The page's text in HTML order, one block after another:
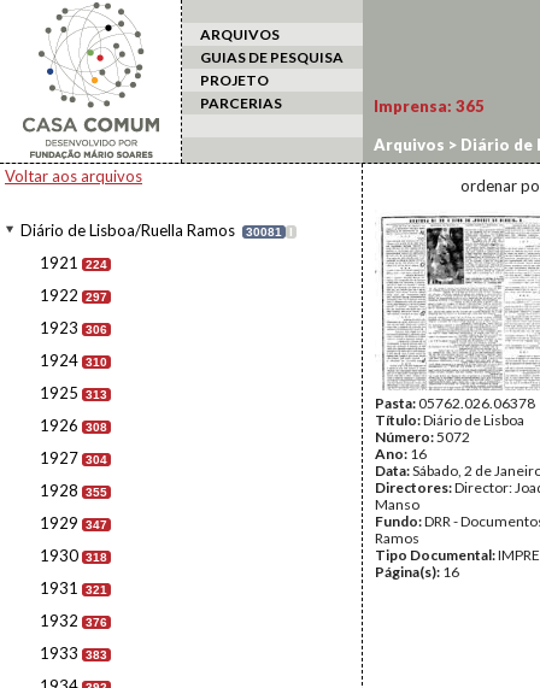
ARQUIVOS
GUIAS DE PESQUISA
PROJETO
PARCERIAS
Voltar aos arquivos
Diário de Lisboa/Ruella Ramos 30081 I
1921 224
1922 297
1923 306
1924 310
1925 313
1926 308
1927 304
1928 355
1929 347
1930 318
1931 321
1932 376
1933 383
Imprensa: 365
Arquivos > Diário de
ordenar
Pasta:05762.026.06378
Título:Diário de Lisboa
Número:5072
Ano: 16
Data:Sábado, 2 de
Directores:Director:
Manso
Fundo:DRR -
Ramos
Tipo Documental:
Página(s): 16